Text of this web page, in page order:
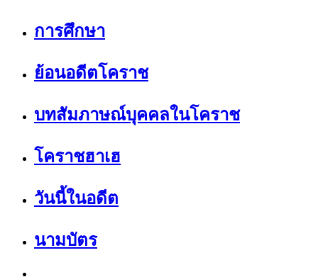
การศึกษา
ย้อนอดีตโคราช
บทสัมภาษณ์บุคคลในโคราช
โคราชฮาเฮ
วันนี้ในอดีต
นามบัตร